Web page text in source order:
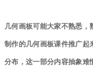
几何画板可能大家不熟悉，
制作的几何画板课件推广起
分布，这一部分内容抽象难